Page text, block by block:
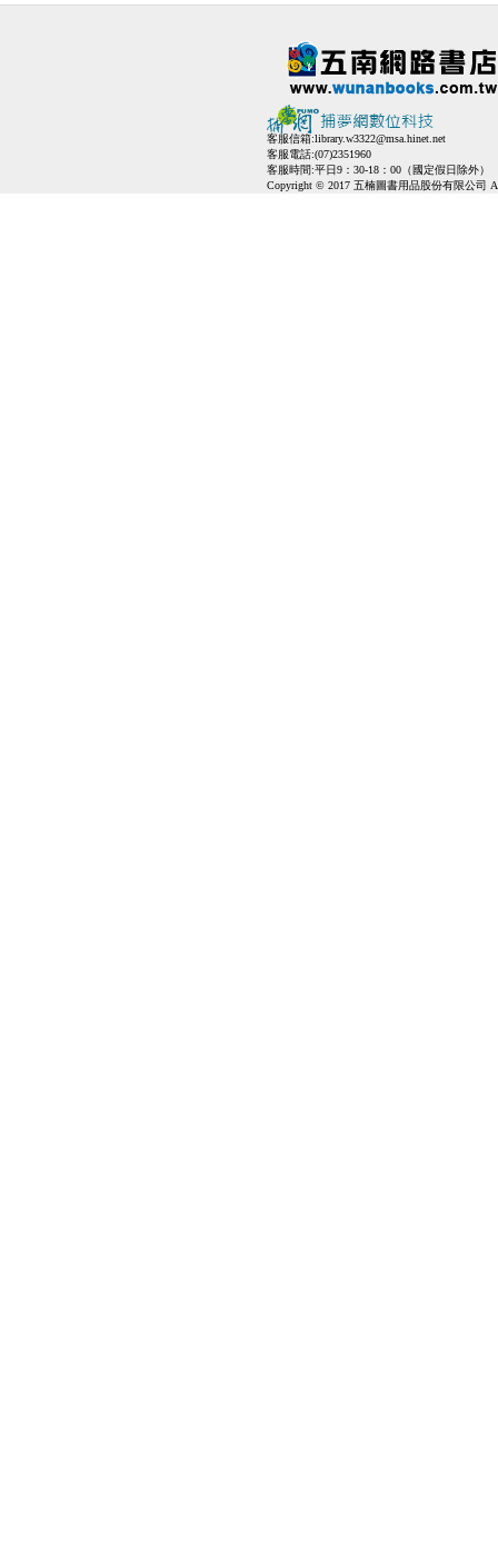
客服信箱:library.w3322@msa.hinet.net
客服電話:(07)2351960
客服時間:平日9：30-18：00（國定假日除外）
Copyright © 2017 五楠圖書用品股份有限公司